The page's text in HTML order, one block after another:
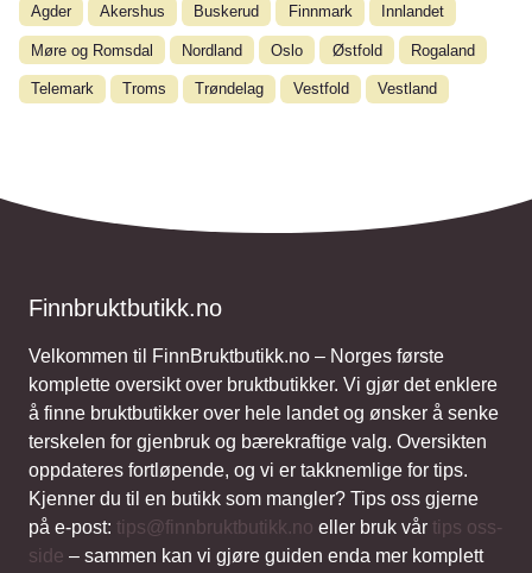
Agder Akershus Buskerud Finnmark Innlandet
Møre og Romsdal Nordland Oslo Østfold Rogaland
Telemark Troms Trøndelag Vestfold Vestland
Finnbruktbutikk.no
Velkommen til FinnBruktbutikk.no – Norges første
komplette oversikt over bruktbutikker. Vi gjør det enklere
å finne bruktbutikker over hele landet og ønsker å senke
terskelen for gjenbruk og bærekraftige valg. Oversikten
oppdateres fortløpende, og vi er takknemlige for tips.
Kjenner du til en butikk som mangler? Tips oss gjerne
på e-post: tips@finnbruktbutikk.no eller bruk vår tips oss-
side – sammen kan vi gjøre guiden enda mer komplett